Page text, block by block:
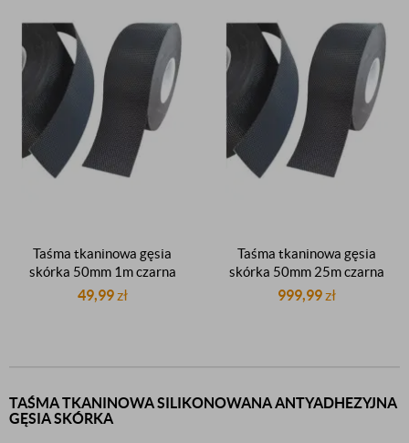
Taśma tkaninowa gęsia
skórka 50mm 1m czarna
antyadhezyjna do owijania
49,99zł
Taśma tkaninowa gęsia
skórka 50mm 25m czarna
antyadhezyjna do owijania
999,99zł
TAŚMA TKANINOWA SILIKONOWANA ANTYADHEZYJNA
GĘSIA SKÓRKA